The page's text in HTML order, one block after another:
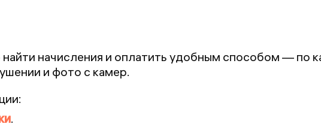
начисления и оплатить удобным способом — по
и фото с камер.
.